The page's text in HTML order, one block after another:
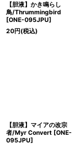
【胆液】かき鳴らし
鳥/Thrummingbird
[ONE-095JPU]
20円(税込)
【胆液】マイアの改宗
者/Myr Convert [ONE-
095JPU]